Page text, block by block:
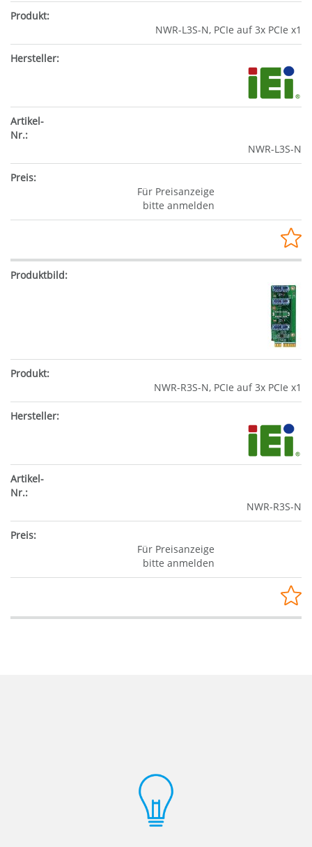
NWR-L3S-N, PCIe auf 3x PCIe x1
NWR-L3S-N
Für Preisanzeige
bitte anmelden
NWR-R3S-N, PCIe auf 3x PCIe x1
NWR-R3S-N
Für Preisanzeige
bitte anmelden